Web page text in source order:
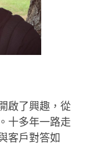
啟了興趣，從
十多年一路走
客戶對答如